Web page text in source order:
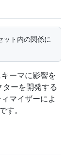
ーマに影響を
ーを開発する
マイザーによ
す。